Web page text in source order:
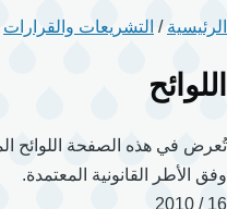
الرئيسية / التشريعات والقرارات
اللوائح
تُعرض في هذه الصفحة اللوائح
وفق الأطر القانونية المعتمدة.
16 / 2010